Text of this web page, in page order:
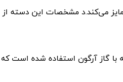
می‌کند.د مشخصات این دسته از
با گاز آرگون استفاده شده است که